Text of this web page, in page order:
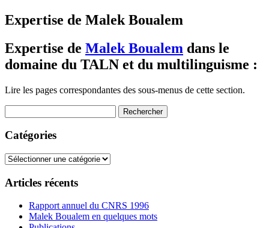
Expertise de Malek Boualem
Expertise de Malek Boualem dans le
domaine du TALN et du multilinguisme :
Lire les pages correspondantes des sous-menus de cette section.
Catégories
Catégories
Articles récents
Rapport annuel du CNRS 1996
Malek Boualem en quelques mots